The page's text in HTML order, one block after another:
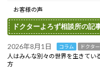
お客様の声
ドクターよろず相談所の記
2026年8月1日 コラム ドクタ
人はみんな別々の世界を生きてい
方